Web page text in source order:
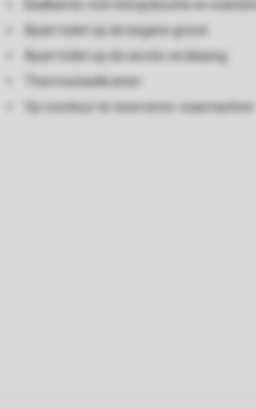
Badkamer met inloopdouche en wastafel
Apart toilet op de begane grond
Apart toilet op de eerste verdieping
Thermostaatkranen
Op voorkeur te reserveren: wasmachine